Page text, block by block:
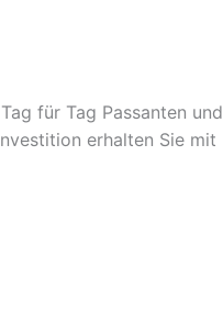
für Tag Passanten und
erhalten Sie mit